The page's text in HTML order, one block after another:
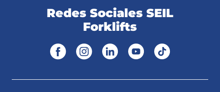
Redes Sociales SEIL
Forklifts